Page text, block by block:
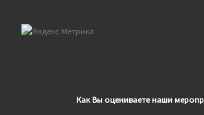
Как Вы оцениваете наши